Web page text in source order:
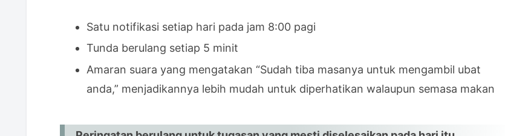
Satu notifikasi setiap hari pada jam 8:00 pagi
Tunda berulang setiap 5 minit
Amaran suara yang mengatakan “Sudah tiba masanya untuk mengambil ubat
anda,” menjadikannya lebih mudah untuk diperhatikan walaupun semasa makan